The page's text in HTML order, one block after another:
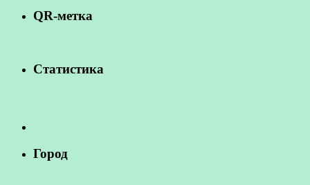
QR-метка
Статистика
Город